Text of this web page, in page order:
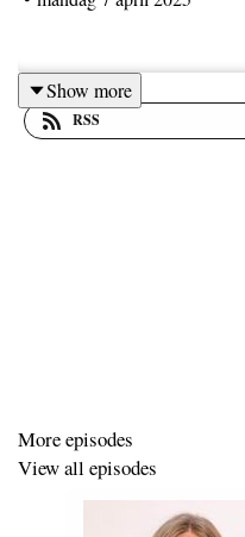
Show more
RSS
More episodes
View all episodes